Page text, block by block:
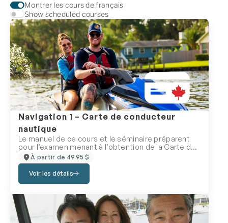
Montrer les cours de français
Show scheduled courses
Navigation 1 – Carte de conducteur
nautique
Le manuel de ce cours et le séminaire préparent
pour l’examen menant à l’obtention de la Carte de
conducteur d’embarcation de plaisance (CCEP). En
plus d’être le meilleur de sa catégorie, le séminaire
était l’un des premiers à avoir été accrédité par la
traverser la frontière? Pas de problème, les CPS-
ECP sont parmi les quelques fournisseurs de cours
accrédités par la Garde Côtière Canadienne et par
la U.S National Association of State Boating Law
À partir de 49.95 $
Voir les détails